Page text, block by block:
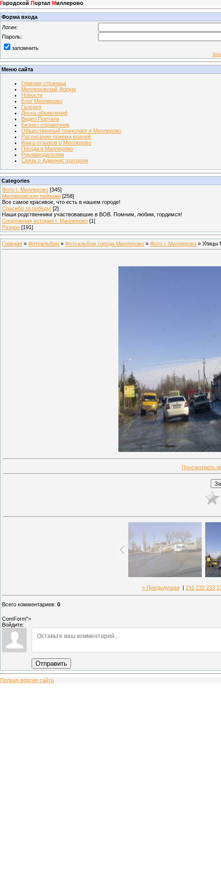
Городской Портал Миллерово
Форма входа
Логин:
Пароль:
запомнить
Меню сайта
Главная страница
Миллеровский Форум
Новости
Блог Миллерово
Галерея
Доска объявлений
Видео Портала
Бизнес справочник
Общественный транспорт в Миллерово
Расписание приема врачей
Книга отзывов о Миллерово
Погода в Миллерово
Рекламодателям
Связь с Администратором
Categories
Фото г. Миллерово [345]
Миллеровские пейзажи [258]
Все самое красивое, что есть в нашем городе!
Спасибо за победу! [2]
Наши родственники участвовавшие в ВОВ. Помним, любим, гордимся!
Спортивная история г. Миллерово [1]
Разное [191]
Главная » Фотоальбом » Фотоальбом города Миллерово » Фото г. Миллерово » Улицы
Просмотреть
« Предыдущая 231 232 233
Всего комментариев: 0
ComForm">
Войдите:
Отправить
Полная версия сайта